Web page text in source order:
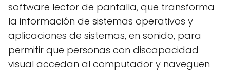
software lector de pantalla, que transforma
la información de sistemas operativos y
aplicaciones de sistemas, en sonido, para
permitir que personas con discapacidad
visual accedan al computador y naveguen